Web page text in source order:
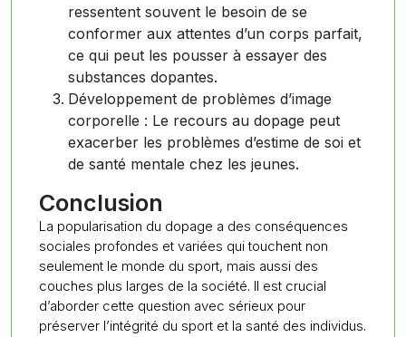
ressentent souvent le besoin de se
conformer aux attentes d’un corps parfait,
ce qui peut les pousser à essayer des
substances dopantes.
Développement de problèmes d’image
corporelle : Le recours au dopage peut
exacerber les problèmes d’estime de soi et
de santé mentale chez les jeunes.
Conclusion
La popularisation du dopage a des conséquences
sociales profondes et variées qui touchent non
seulement le monde du sport, mais aussi des
couches plus larges de la société. Il est crucial
d’aborder cette question avec sérieux pour
préserver l’intégrité du sport et la santé des individus.